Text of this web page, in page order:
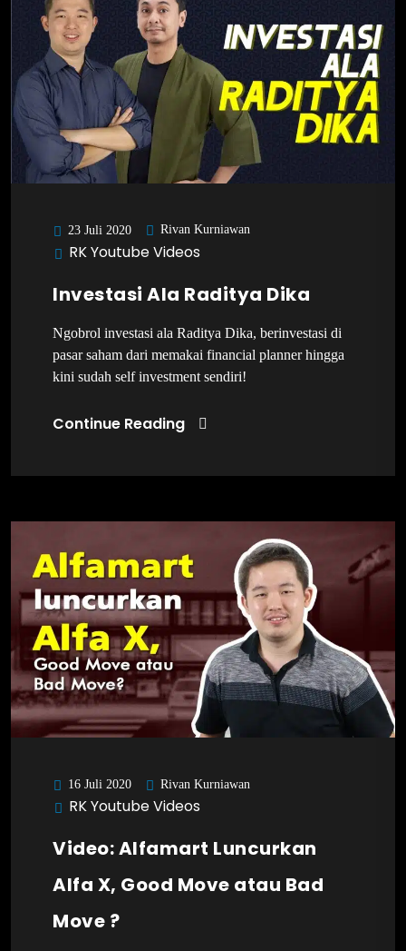
23 Juli 2020 Rivan Kurniawan
RK Youtube Videos
Investasi Ala Raditya Dika
Ngobrol investasi ala Raditya Dika, berinvestasi di
pasar saham dari memakai financial planner hingga
kini sudah self investment sendiri!
Continue Reading
16 Juli 2020 Rivan Kurniawan
RK Youtube Videos
Video: Alfamart Luncurkan
Alfa X, Good Move atau Bad
Move ?